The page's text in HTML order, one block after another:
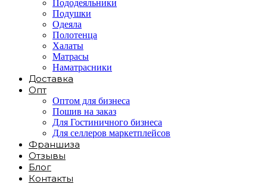
Пододеяльники
Подушки
Одеяла
Полотенца
Халаты
Матрасы
Наматрасники
Доставка
Опт
Оптом для бизнеса
Пошив на заказ
Для Гостиничного бизнеса
Для селлеров маркетплейсов
Франшиза
Отзывы
Блог
Контакты